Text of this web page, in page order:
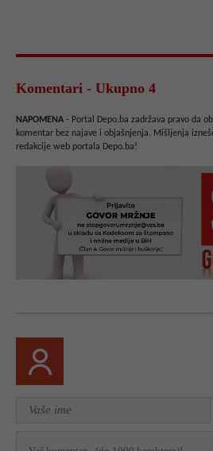
Komentari - Ukupno 4
NAPOMENA - Portal Depo.ba zadržava pravo da
komentar bez najave i objašnjenja. Mišljenja
redakcije web portala Depo.ba!